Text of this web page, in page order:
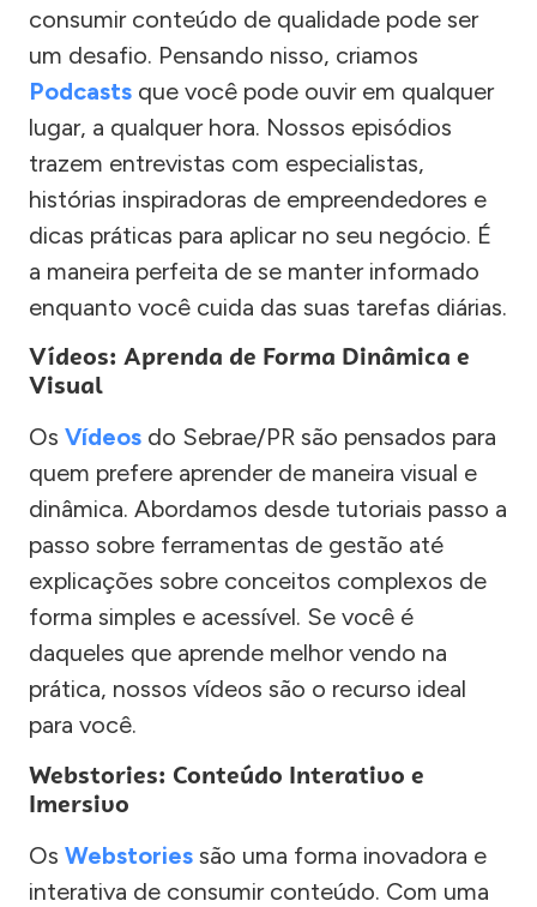
consumir conteúdo de qualidade pode ser
um desafio. Pensando nisso, criamos
Podcasts que você pode ouvir em qualquer
lugar, a qualquer hora. Nossos episódios
trazem entrevistas com especialistas,
histórias inspiradoras de empreendedores e
dicas práticas para aplicar no seu negócio. É
a maneira perfeita de se manter informado
enquanto você cuida das suas tarefas diárias.
Vídeos: Aprenda de Forma Dinâmica e
Visual
Os Vídeos do Sebrae/PR são pensados para
quem prefere aprender de maneira visual e
dinâmica. Abordamos desde tutoriais passo a
passo sobre ferramentas de gestão até
explicações sobre conceitos complexos de
forma simples e acessível. Se você é
daqueles que aprende melhor vendo na
prática, nossos vídeos são o recurso ideal
para você.
Webstories: Conteúdo Interativo e
Imersivo
Os Webstories são uma forma inovadora e
interativa de consumir conteúdo. Com uma